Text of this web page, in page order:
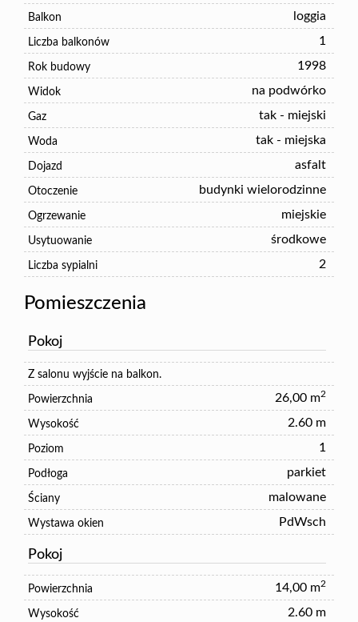
Balkon loggia
Liczba balkonów 1
Rok budowy 1998
Widok na podwórko
Gaz tak - miejski
Woda tak - miejska
Dojazd asfalt
Otoczenie budynki wielorodzinne
Ogrzewanie miejskie
Usytuowanie środkowe
Liczba sypialni 2
Pomieszczenia
Pokoj
Z salonu wyjście na balkon.
Powierzchnia 26,00 m2
Wysokość 2.60 m
Poziom 1
Podłoga parkiet
Ściany malowane
Wystawa okien PdWsch
Pokoj
Powierzchnia 14,00 m2
Wysokość 2.60 m